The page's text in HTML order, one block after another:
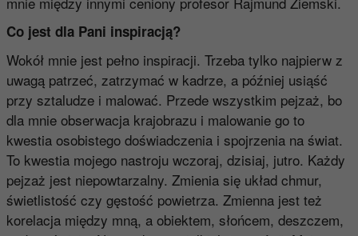
Co jest dla Pani inspiracją?
Wokół mnie jest pełno inspiracji. Trzeba tylko najpierw z
uwagą patrzeć, zatrzymać w kadrze, a później usiąść
przy sztaludze i malować. Przede wszystkim pejzaż, bo
dla mnie obserwacja krajobrazu i malowanie go to
kwestia osobistego doświadczenia i spojrzenia na świat.
To kwestia mojego nastroju wczoraj, dzisiaj, jutro. Każdy
pejzaż jest niepowtarzalny. Zmienia się układ chmur,
świetlistość czy gęstość powietrza. Zmienna jest też
korelacja między mną, a obiektem, słońcem, deszczem,